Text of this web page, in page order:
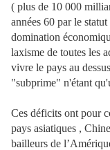
( plus de 10 000
années 60 par le
domination
laxisme de toutes les
vivre le pays au
"subprime" n'étant
Ces déficits ont pour
pays asiatiques ,
bailleurs de